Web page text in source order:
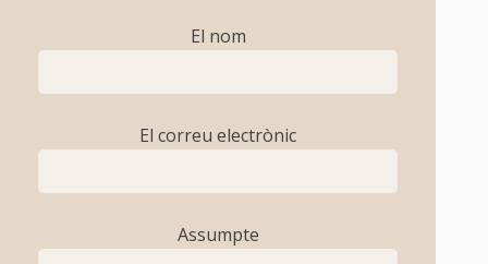
El nom
El correu electrònic
Assumpte